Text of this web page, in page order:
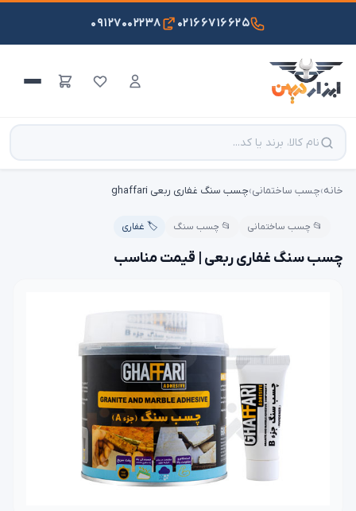
۰۲۱۶۶۷۱۶۶۲۵ ۰۹۱۲۷۰۰۲۲۳۸
خانه›چسب ساختمانی›چسب سنگ غفاری ربعی ghaffari
📂 چسب ساختمانی 📂 چسب سنگ 🏷️ غفاری
چسب سنگ غفاری ربعی | قیمت مناسب